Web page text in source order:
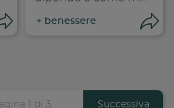
+ benessere
1 di 3 Pagina
Successiva